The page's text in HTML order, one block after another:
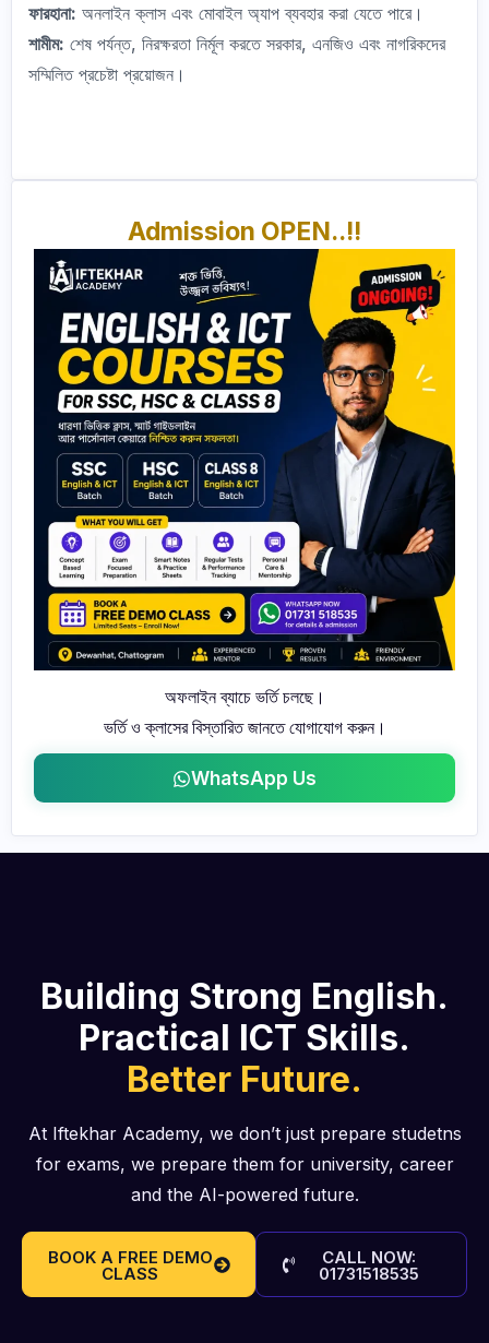
ফারহানা: অনলাইন ক্লাস এবং মোবাইল অ্যাপ ব্যবহার করা যেতে পারে।
শামীম: শেষ পর্যন্ত, নিরক্ষরতা নির্মূল করতে সরকার, এনজিও এবং নাগরিকদের
সম্মিলিত প্রচেষ্টা প্রয়োজন।
Admission OPEN..!!
অফলাইন ব্যাচে ভর্তি চলছে।
ভর্তি ও ক্লাসের বিস্তারিত জানতে যোগাযোগ করুন।
WhatsApp Us
Building Strong English.
Practical ICT Skills.
Better Future.
At Iftekhar Academy, we don’t just prepare studetns
for exams, we prepare them for university, career
and the AI-powered future.
BOOK A FREE DEMO
CLASS
CALL NOW:
01731518535